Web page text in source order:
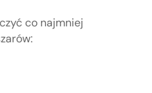
co najmniej